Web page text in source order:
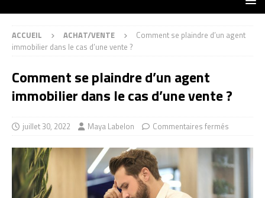
ACCUEIL ACHAT/VENTE
Comment se plaindre d’un agent
immobilier dans le cas d’une vente ?
Comment se plaindre d’un agent
immobilier dans le cas d’une vente ?
juillet 30, 2022 Maya Labelon Commentaires fermés